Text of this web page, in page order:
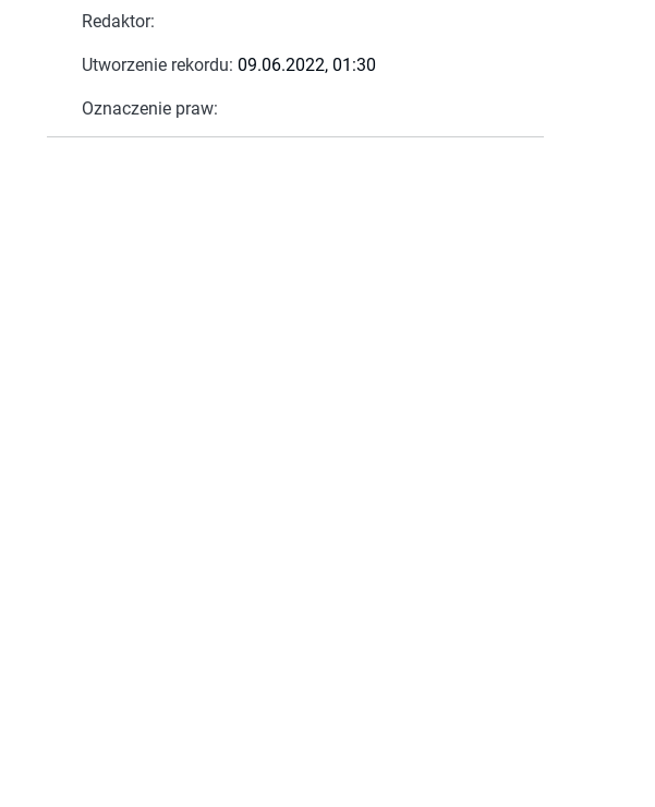
Redaktor:
Utworzenie rekordu: 09.06.2022, 01:30
Oznaczenie praw: